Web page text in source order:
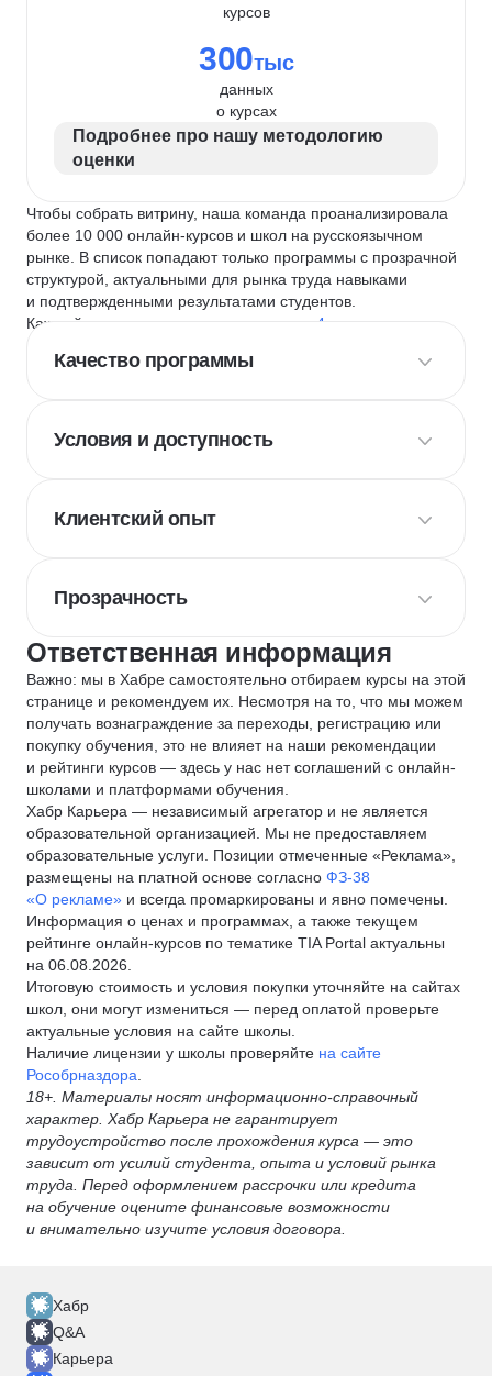
курсов
300тыс
данных
о курсах
Подробнее про нашу методологию
оценки
Чтобы собрать витрину, наша команда проанализировала
более 10 000 онлайн-курсов и школ на русскоязычном
рынке. В список попадают только программы с прозрачной
структурой, актуальными для рынка труда навыками
и подтвержденными результатами студентов.
Каждый курс и школу мы оцениваем по
4 критериям
Качество программы
Условия и доступность
Клиентский опыт
Прозрачность
Ответственная информация
Важно: мы в Хабре самостоятельно отбираем курсы на этой
странице и рекомендуем их. Несмотря на то, что мы можем
получать вознаграждение за переходы, регистрацию или
покупку обучения, это не влияет на наши рекомендации
и рейтинги курсов — здесь у нас нет соглашений с онлайн-
школами и платформами обучения.
Хабр Карьера — независимый агрегатор и не является
образовательной организацией. Мы не предоставляем
образовательные услуги. Позиции отмеченные «Реклама»,
размещены на платной основе согласно ФЗ-38
«О рекламе» и всегда промаркированы и явно помечены.
Информация о ценах и программах, а также текущем
рейтинге онлайн-курсов по тематике TIA Portal актуальны
на 06.08.2026.
Итоговую стоимость и условия покупки уточняйте на сайтах
школ, они могут измениться — перед оплатой проверьте
актуальные условия на сайте школы.
Наличие лицензии у школы проверяйте на сайте
Рособрназдора
18+. Материалы носят информационно-справочный
характер. Хабр Карьера не гарантирует
трудоустройство после прохождения курса — это
зависит от усилий студента, опыта и условий рынка
труда. Перед оформлением рассрочки или кредита
на обучение оцените финансовые возможности
и внимательно изучите условия договора.
Хабр
Q&A
Карьера